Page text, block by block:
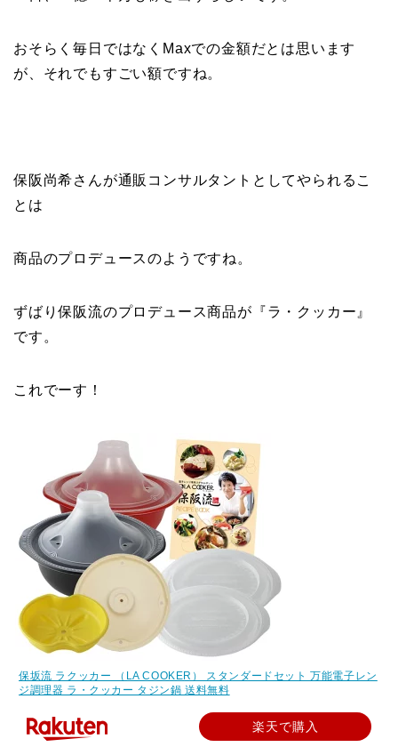
おそらく毎日ではなくMaxでの金額だとは思います
が、 それでもすごい額ですね。
保阪尚希さんが通販コンサルタントとしてやられるこ
とは
商品のプロデュースのようですね。
ずばり保阪流のプロデュース商品が『ラ・クッカー』
です。
これでーす！
保坂流 ラクッカー （LA COOKER） スタンダードセット 万能電子レン
ジ調理器 ラ・クッカー タジン鍋 送料無料
楽天で購入